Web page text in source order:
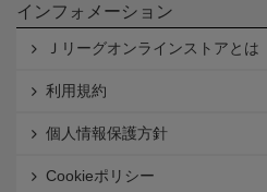
インフォメーション
Ｊリーグオンラインストアとは
利用規約
個人情報保護方針
Cookieポリシー